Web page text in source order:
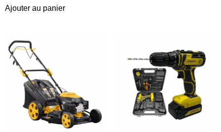
Ajouter au panier